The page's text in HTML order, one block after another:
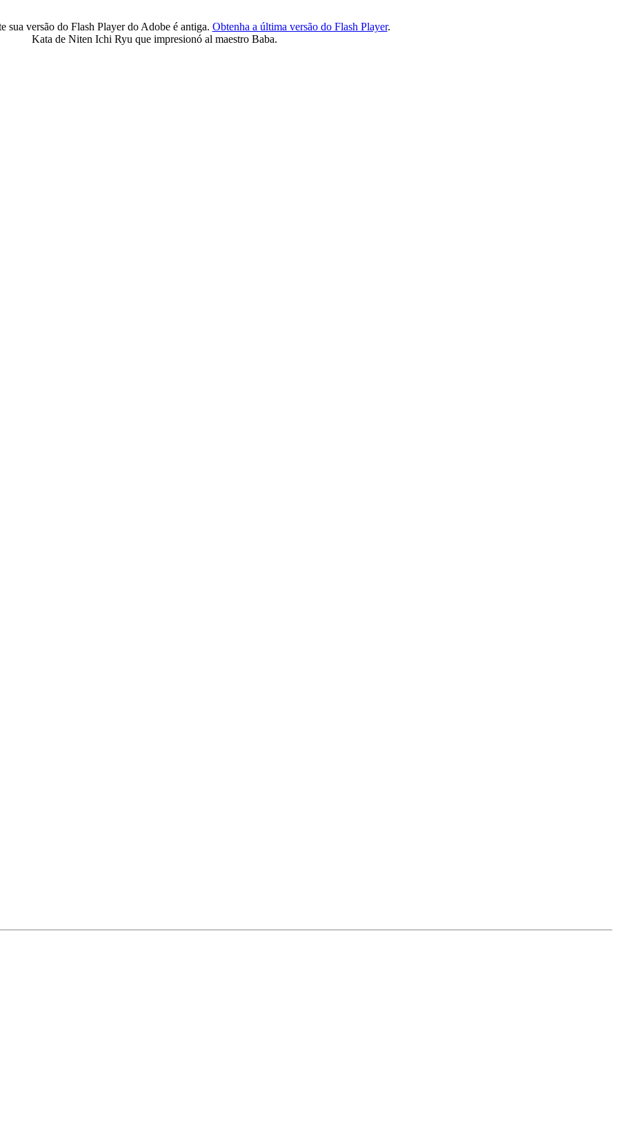
sua versão do Flash Player do Adobe é antiga. Obtenha a última versão do Flash Player.
Kata de Niten Ichi Ryu que impresionó al maestro Baba.